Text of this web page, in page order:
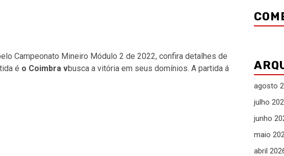
Campeonato Mineiro Módulo 2 de 2022, confira detalhes de
é o Coimbra vbusca a vitória em seus domínios. A partida á
agosto
julho
junho
maio
abril